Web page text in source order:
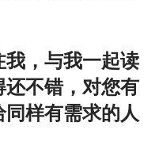
，与我一起读
不错，对您有
样有需求的人